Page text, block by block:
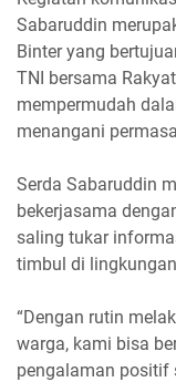
Sabaruddin
Binter yang
TNI bersama
mempermudah
menangani
Serda Sabaruddin
bekerjasama
saling tukar
timbul di
“Dengan rutin
warga, kami bisa
pengalaman positif